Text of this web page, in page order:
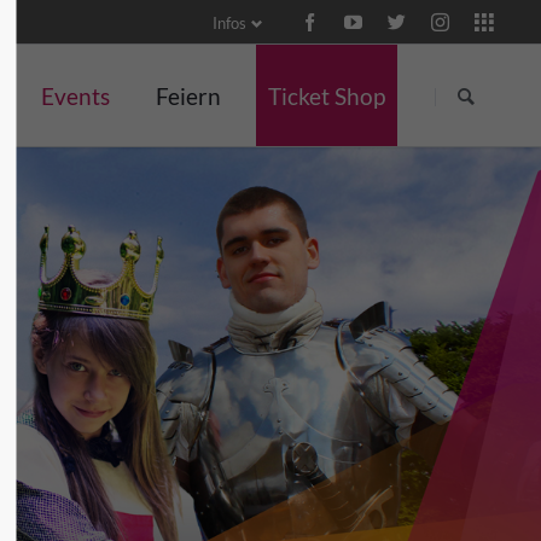
Infos
überspringen
Events
Yoga und Pilates
Lange Burgnächte
Kindertag
Herbstliche
Gruselführungen
Weihnachtsmarkt
Silvester
Tag des Thüringer
Porzellans
Frühlingszauber
Themenwochen in der
Burgschänke
Klossseminare
Ritteressen
Martinsgans-Essen
Weihnachtsfeiern
Brunch
Valentinstag-Dinner
Wein und
Ticket Shop
Feiern
für Unternehmen
Team-Events
für Familien
Hochzeiten
Anfragen
Ticket Shop